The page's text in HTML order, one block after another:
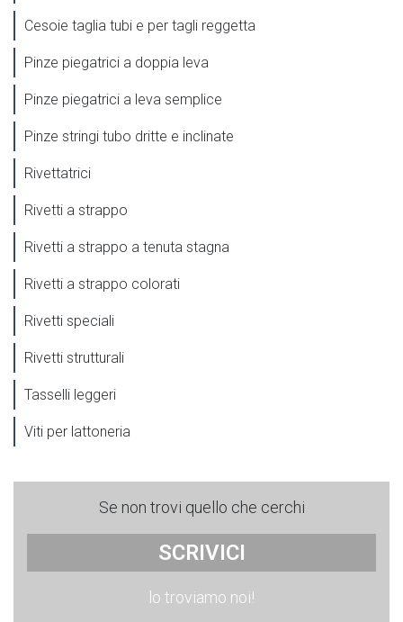
Cesoie taglia tubi e per tagli reggetta
Pinze piegatrici a doppia leva
Pinze piegatrici a leva semplice
Pinze stringi tubo dritte e inclinate
Rivettatrici
Rivetti a strappo
Rivetti a strappo a tenuta stagna
Rivetti a strappo colorati
Rivetti speciali
Rivetti strutturali
Tasselli leggeri
Viti per lattoneria
Se non trovi quello che cerchi
SCRIVICI
lo troviamo noi!